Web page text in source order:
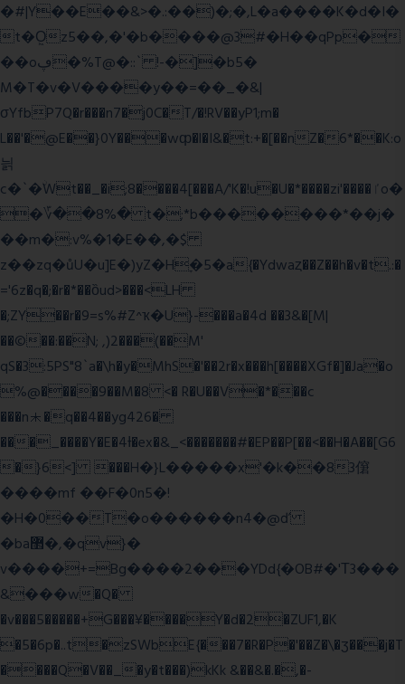
�#|Y��E��&>�.:��)�;�,L�a����K�d�I�
t�O͖z5��,�'�b����@3#�H��qPp�
��oڥ�%T@�::` !-�]�b5�
M�T�v�V����y��=��_�&|
σYfbP7Q�r���n7�j0C�T/�!RV��yP1;m�
L��'�@E��}0Y���wȹ�l�I&�t:+�[��nZ�6*��K:o
늵
c�`�ۨWt��_�i;8����4[���A/'K�!u�U�*����zi'����ٵo�
�؆��8%� t�;*b��������*��j�
��m�:v%�1�E��,�$
z��zq�ůU�u]E�)yZ�Hׇ�5�a{�Ydwaȥ��Z��h�v�t.:�
='6z�q�;�r�*��ȍud>���<LH
�;ZY��r�9=s%#Z^ҡ�U}-���a�4d ��3&�[M|
��©��:��N; ,)2���(��M'
qS�3:5PS"8`a�\h�y�MhS�'��2r�x���h[����XGf�]�Ja�o
%@����9��M�8 <� R�U��V�*���c
���n⯸�q��4��yg426�
���_����Y�E�4Ɨ�ex�&_<�������#�EP��P[��<��H�A��[G6
�}6<] ���H�}L�����x'�k��83僒
����mf ��F�0n5�!
�H�0��T�o������n4�@ď
�ba޲�,�qv}�
v����+=Bg����2���YDd{�OB#�'Τ3���
&���w�Q�
�v���5�����+G���¥����Y�d�2�ZUF1,�K
�5�6p�..t�zSWbE{���7�R�P�'��Z�\�ʒ���j�T
����Q�V��_�y�t���)kKk &��&�.�,�-